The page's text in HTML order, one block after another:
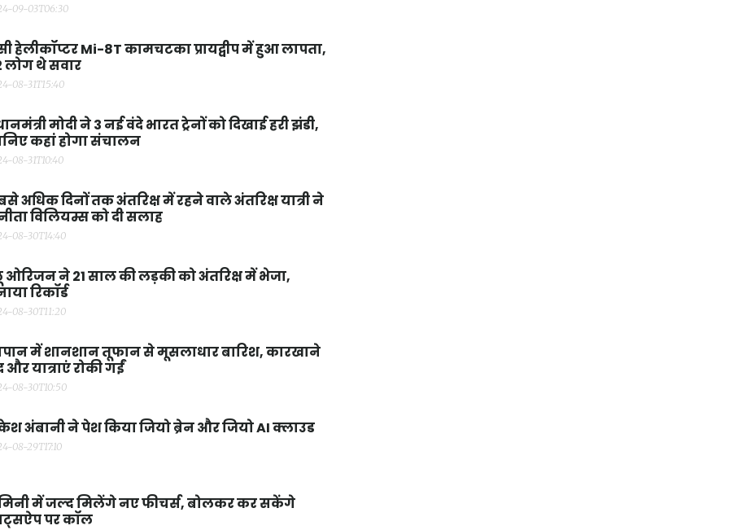
09-03T06:30
हेलीकॉप्टर Mi-8T कामचटका प्रायद्वीप में हुआ लापता,
लोग थे सवार
08-31T15:40
मोदी ने 3 नई वंदे भारत ट्रेनों को दिखाई हरी झंडी,
कहां होगा संचालन
08-31T10:40
अधिक दिनों तक अंतरिक्ष में रहने वाले अंतरिक्ष यात्री ने
विलियम्स को दी सलाह
08-30T14:40
ओरिजन ने 21 साल की लड़की को अंतरिक्ष में भेजा,
रिकॉर्ड
08-30T11:20
में शानशान तूफान से मूसलाधार बारिश, कारखाने
और यात्राएं रोकी गईं
08-30T10:50
अंबानी ने पेश किया जियो ब्रेन और जियो AI क्लाउड
08-29T17:10
में जल्द मिलेंगे नए फीचर्स, बोलकर कर सकेंगे
पर कॉल